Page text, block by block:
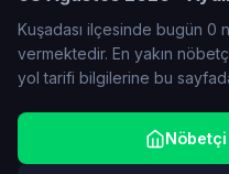
Kuşadası ilçesinde bugün 0
vermektedir. En yakın
yol tarifi bilgilerine bu